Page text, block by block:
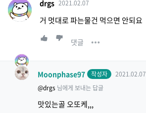
drgs 2021.02.07
거 멋대로 파는물건 먹으면 안되요
댓글
Moonphase97 작성자
2021.02.07
@drgs 님에게 보내는 답글
맛있는골 오또케,,,